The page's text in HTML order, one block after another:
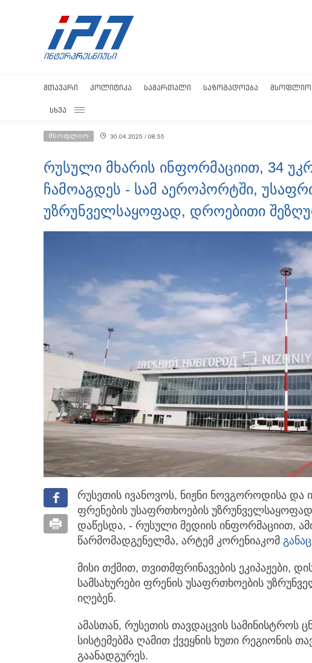
ᲛᲗᲐᲕᲐᲠᲘ ᲞᲝᲚᲘᲢᲘᲙᲐ ᲡᲐᲛᲐᲠᲗᲐᲚᲘ ᲡᲐᲖᲝᲒᲐᲓᲝᲔᲑᲐ ᲛᲡᲝᲤᲚᲘᲝ
ᲡᲮᲕᲐ
მსოფლიო 30.04.2025 / 08:55
რუსული მხარის ინფორმაციით, 34
ჩამოაგდეს - სამ აეროპორტში,
უზრუნველსაყოფად, დროებითი
რუსეთის ივანოვოს, ნიჟნი ნოვგოროდისა
ფრენების უსაფრთხოების
დაწესდა, - რუსული მედიის ინფორმაციით,
წარმომადგენელმა, არტემ კორენიაკომ
მისი თქმით, თვითმფრინავების ეკიპაჟები,
სამსახურები ფრენის უსაფრთხოების
იღებენ.
ამასთან, რუსეთის თავდაცვის სამინისტროს
სისტემებმა ღამით ქვეყნის ხუთი რეგიონის
გაანადგურეს.